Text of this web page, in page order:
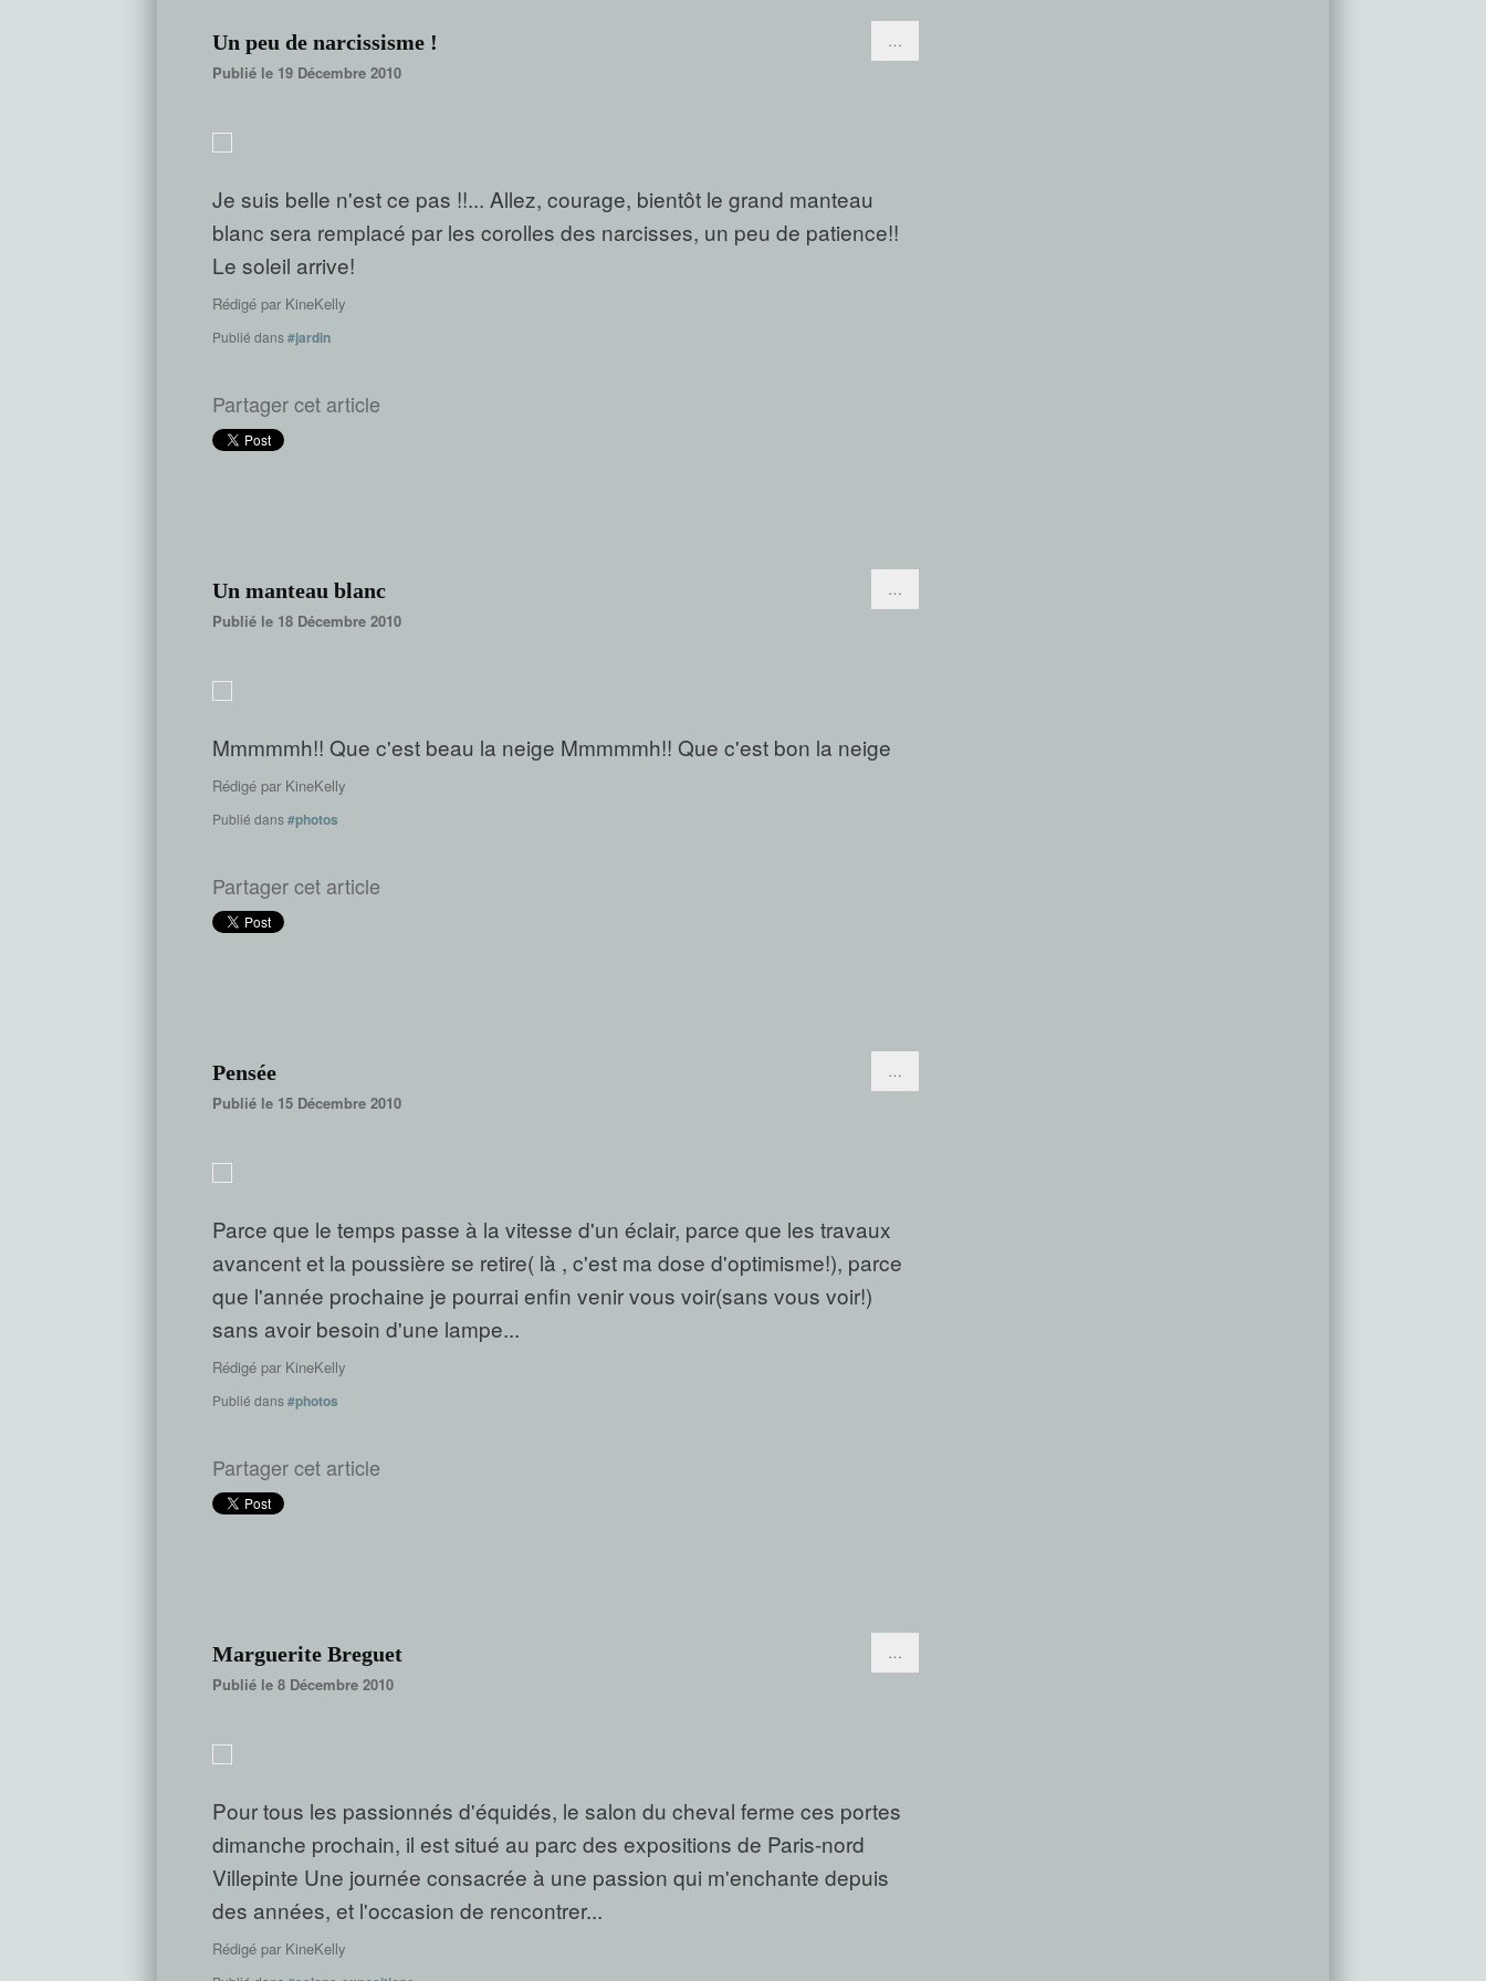
…
Un peu de narcissisme !
Publié le 19 Décembre 2010
Je suis belle n'est ce pas !!... Allez, courage, bientôt le grand manteau
blanc sera remplacé par les corolles des narcisses, un peu de patience!!
Le soleil arrive!
Rédigé par KineKelly
Publié dans#jardin
Partager cet article
…
Un manteau blanc
Publié le 18 Décembre 2010
Mmmmmh!! Que c'est beau la neige Mmmmmh!! Que c'est bon la neige
Rédigé par KineKelly
Publié dans#photos
Partager cet article
…
Pensée
Publié le 15 Décembre 2010
Parce que le temps passe à la vitesse d'un éclair, parce que les travaux
avancent et la poussière se retire( là , c'est ma dose d'optimisme!), parce
que l'année prochaine je pourrai enfin venir vous voir(sans vous voir!)
sans avoir besoin d'une lampe...
Rédigé par KineKelly
Publié dans#photos
Partager cet article
…
Marguerite Breguet
Publié le 8 Décembre 2010
Pour tous les passionnés d'équidés, le salon du cheval ferme ces portes
dimanche prochain, il est situé au parc des expositions de Paris-nord
Villepinte Une journée consacrée à une passion qui m'enchante depuis
des années, et l'occasion de rencontrer...
Rédigé par KineKelly